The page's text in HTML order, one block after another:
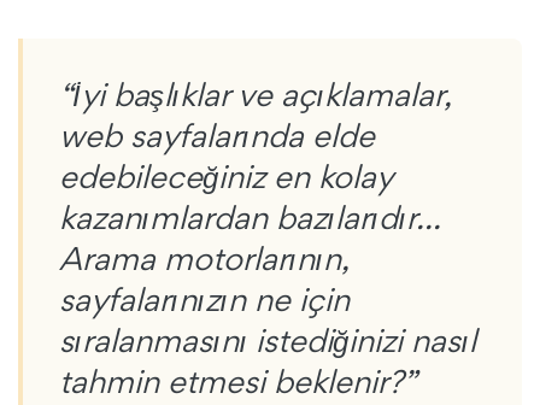
“İyi başlıklar ve açıklamalar,
web sayfalarında elde
edebileceğiniz en kolay
kazanımlardan bazılarıdır...
Arama motorlarının,
sayfalarınızın ne için
sıralanmasını istediğinizi nasıl
tahmin etmesi beklenir?”